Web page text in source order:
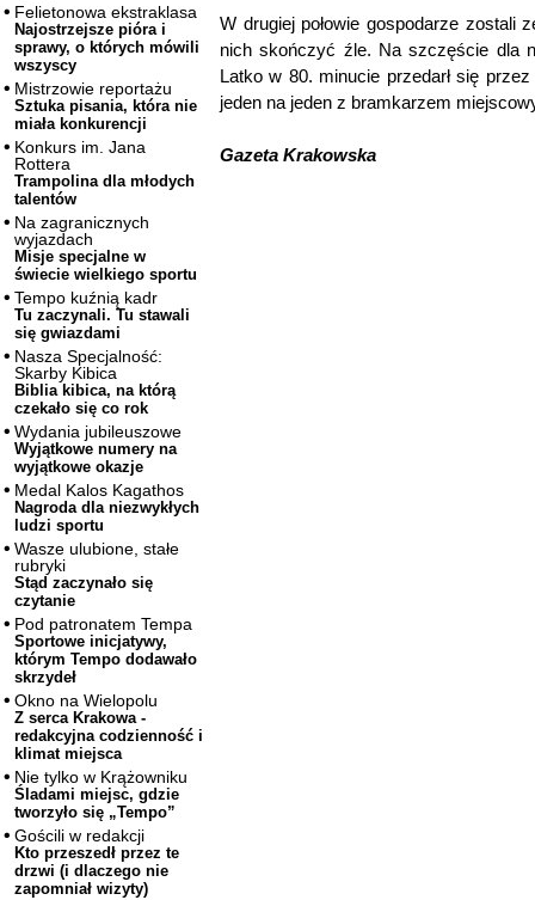
Felietonowa ekstraklasa
Najostrzejsze pióra i
sprawy, o których mówili
wszyscy
Mistrzowie reportażu
Sztuka pisania, która nie
miała konkurencji
Konkurs im. Jana
Rottera
Trampolina dla młodych
talentów
Na zagranicznych
wyjazdach
Misje specjalne w
świecie wielkiego sportu
Tempo kuźnią kadr
Tu zaczynali. Tu stawali
się gwiazdami
Nasza Specjalność:
Skarby Kibica
Biblia kibica, na którą
czekało się co rok
Wydania jubileuszowe
Wyjątkowe numery na
wyjątkowe okazje
Medal Kalos Kagathos
Nagroda dla niezwykłych
ludzi sportu
Wasze ulubione, stałe
rubryki
Stąd zaczynało się
czytanie
Pod patronatem Tempa
Sportowe inicjatywy,
którym Tempo dodawało
skrzydeł
Okno na Wielopolu
Z serca Krakowa -
redakcyjna codzienność i
klimat miejsca
Nie tylko w Krążowniku
Śladami miejsc, gdzie
tworzyło się „Tempo”
Gościli w redakcji
Kto przeszedł przez te
drzwi (i dlaczego nie
zapomniał wizyty)
W drugiej połowie gospodarze zostali
nich skończyć źle. Na szczęście dla
Latko w 80. minucie przedarł się
jeden na jeden z bramkarzem
Gazeta Krakowska